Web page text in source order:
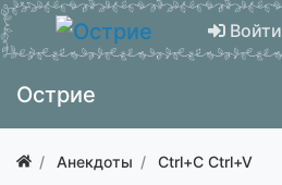
Войти
Острие
Анекдоты Ctrl+C Ctrl+V